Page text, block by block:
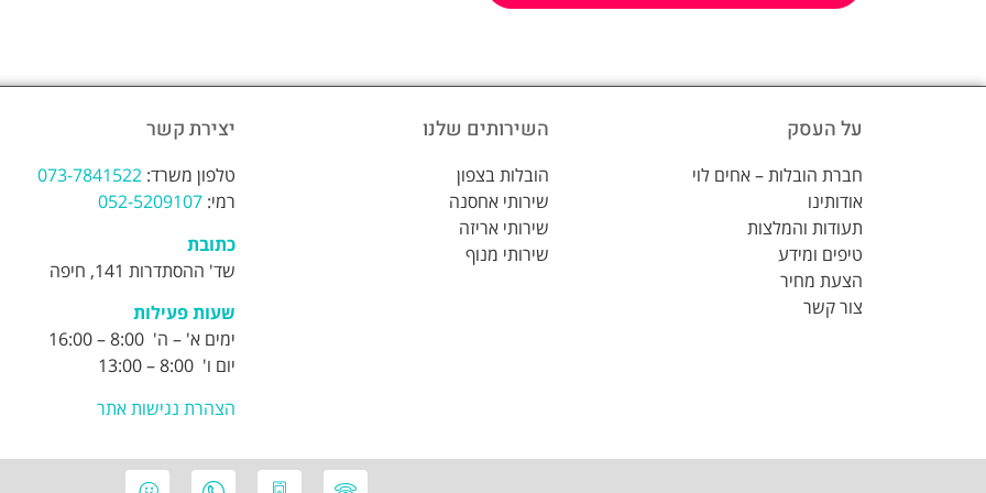
על העסק
חברת הובלות – אחים לוי
אודותינו
תעודות והמלצות
טיפים ומידע
הצעת מחיר
צור קשר
השירותים שלנו
הובלות בצפון
שירותי אחסנה
שירותי אריזה
שירותי מנוף
יצירת קשר
טלפון משרד: 073-7841522
רמי: 052-5209107
כתובת
שד' ההסתדרות 141, חיפה
שעות פעילות
ימים א' – ה' 8:00 – 16:00
יום ו' 8:00 – 13:00
הצהרת נגישות אתר